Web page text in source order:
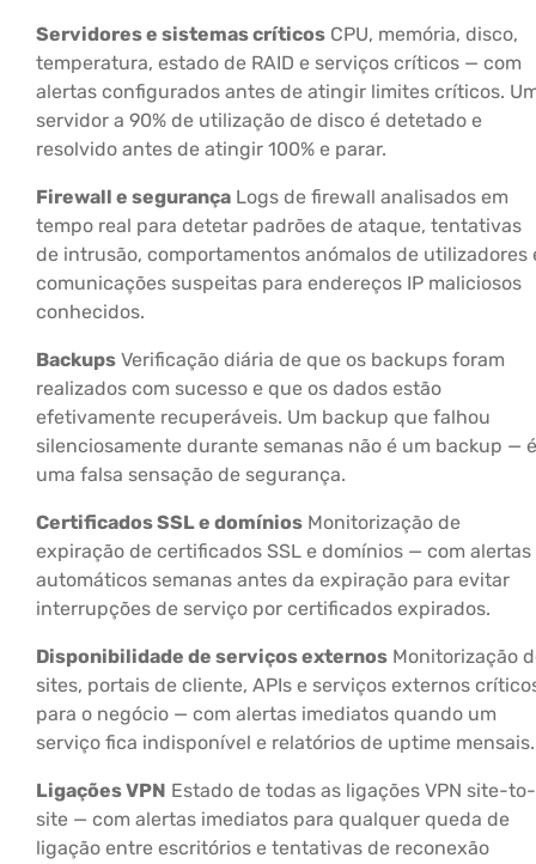
Servidores e sistemas críticos CPU, memória, disco,
temperatura, estado de RAID e serviços críticos — com
alertas configurados antes de atingir limites críticos.
servidor a 90% de utilização de disco é detetado e
resolvido antes de atingir 100% e parar.
Firewall e segurança Logs de firewall analisados em
tempo real para detetar padrões de ataque, tentativas
de intrusão, comportamentos anómalos de utilizadores
comunicações suspeitas para endereços IP maliciosos
conhecidos.
Backups Verificação diária de que os backups foram
realizados com sucesso e que os dados estão
efetivamente recuperáveis. Um backup que falhou
silenciosamente durante semanas não é um backup — é
uma falsa sensação de segurança.
Certificados SSL e domínios Monitorização de
expiração de certificados SSL e domínios — com alertas
automáticos semanas antes da expiração para evitar
interrupções de serviço por certificados expirados.
Disponibilidade de serviços externos Monitorização
sites, portais de cliente, APIs e serviços externos
para o negócio — com alertas imediatos quando um
serviço fica indisponível e relatórios de uptime mensais.
Ligações VPN Estado de todas as ligações VPN site-to-
site — com alertas imediatos para qualquer queda de
ligação entre escritórios e tentativas de reconexão